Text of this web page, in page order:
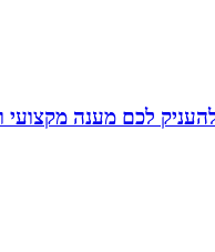
לכם מענה מקצועי